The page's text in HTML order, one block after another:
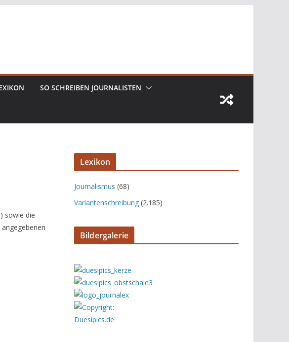
SO SCHREIBEN JOURNALISTEN
sowie die
Lexikon
Journalismus (68)
Variantenschreibung (2.185)
Bildergalerie